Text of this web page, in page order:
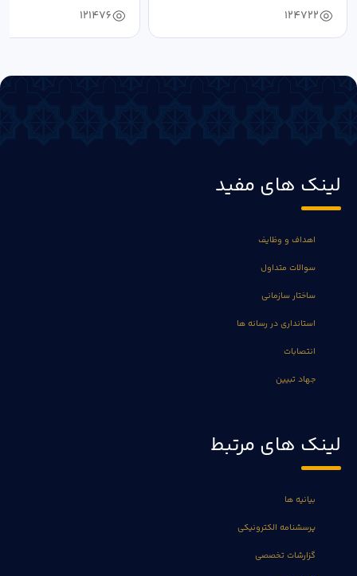
124722
121476
لینک های مفید
اهداف و وظایف
سوالات متداول
ساختار سازمانی
استانداری در رسانه ها
انتصابات
جهاد تبیین
لینک های مرتبط
بیانیه ها
پرسشنامه الکترونیکی
گزارشات تخصصی